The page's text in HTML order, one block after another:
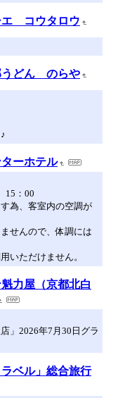
エ コウタロウ
うどん のらや
ーホテル
：00
為、客室内の空調が
せんので、体調には
いただけません。
力屋（京都北白
」2026年7月30日グラ
ラベル」総合旅行